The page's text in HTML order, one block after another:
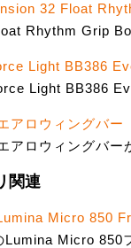
32 Float
Rhythm Grip
Light BB386
Light BB386
アロウィングバー
アロウィングバー
関連
Micro 850
Lumina Micro 850